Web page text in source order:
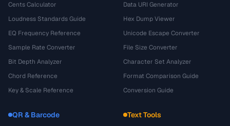
Cents Calculator
Loudness Standards Guide
EQ Frequency Reference
Sample Rate Converter
Bit Depth Analyzer
Chord Reference
Key & Scale Reference
Data URI Generator
Hex Dump Viewer
Unicode Escape Converter
File Size Converter
Character Set Analyzer
Format Comparison Guide
Conversion Guide
QR & Barcode Text Tools